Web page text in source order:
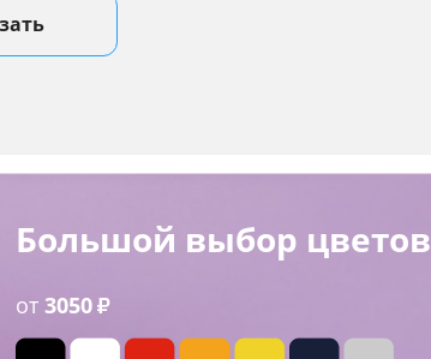
Большой выбор цветов
от 3050₽